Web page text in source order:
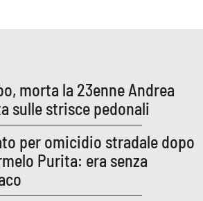
insieme
morta la 23enne Andrea
sulle strisce pedonali
per omicidio stradale dopo
Purita: era senza